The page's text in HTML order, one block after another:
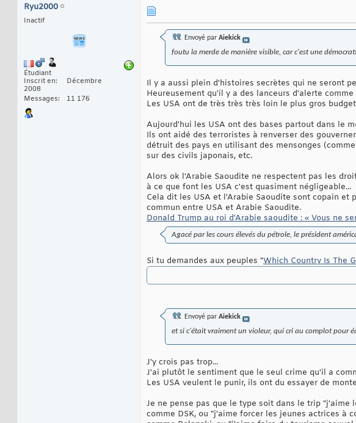
Ryu2000
Inactif
Étudiant
Inscrit en
Décembre
2008
Messages
11 176
Envoyé par Aiekick
foutu la merde de manière visible, car c'est une
Il y a aussi plein d'histoires secrètes qui ne seront
Heureusement qu'il y a des lanceurs d'alerte
Les USA ont de très très très loin le plus gros
Aujourd'hui les USA ont des bases partout dans le
Ils ont aidé des terroristes à renverser des
détruit des pays en utilisant des mensonges
sur des civils japonais, etc.
Alors ok l'Arabie Saoudite ne respectent pas les
à ce que font les USA c'est quasiment négligeable...
Cela dit les USA et l'Arabie Saoudite sont copain
commun entre USA et Arabie Saoudite.
Donald Trump au roi d'Arabie saoudite : « Vous ne
Agacé par les cours élevés du pétrole, le président
Si tu demandes aux peuples "Which Country Is The
Envoyé par Aiekick
et si c'était vraiment un violeur, qui cri au complot pour
J'y crois pas trop...
J'ai plutôt le sentiment que le seul crime qu'il a
Les USA veulent le punir, ils ont du essayer de
Je ne pense pas que le type soit dans le trip "j'aime
comme DSK, ou "j'aime forcer les jeunes actrices à